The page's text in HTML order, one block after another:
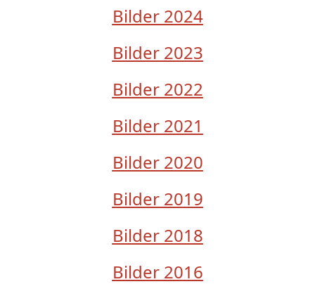
Bilder 2024
Bilder 2023
Bilder 2022
Bilder 2021
Bilder 2020
Bilder 2019
Bilder 2018
Bilder 2016